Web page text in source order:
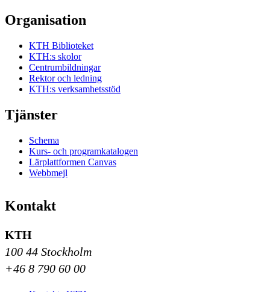
Organisation
KTH Biblioteket
KTH:s skolor
Centrumbildningar
Rektor och ledning
KTH:s verksamhetsstöd
Tjänster
Schema
Kurs- och programkatalogen
Lärplattformen Canvas
Webbmejl
Kontakt
KTH
100 44 Stockholm
+46 8 790 60 00